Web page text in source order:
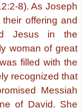
8). As Joseph
offering and
Jesus in the
woman of great
filled with the
recognized that
Messiah
of David. She